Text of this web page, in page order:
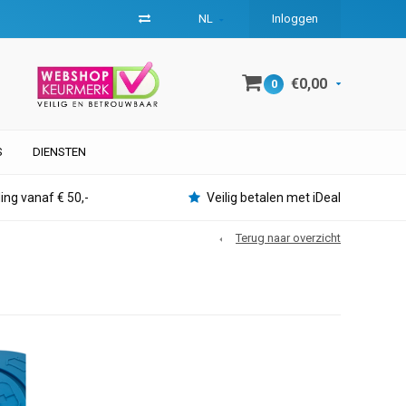
NL Inloggen
0 €0,00
DIENSTEN
vanaf € 50,- Veilig betalen met iDeal
Terug naar overzicht